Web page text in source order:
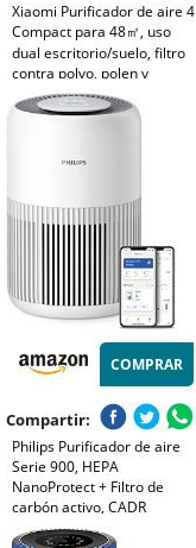
Xiaomi Purificador de aire 4
Compact para 48㎡, uso
dual escritorio/suelo, filtro
contra polvo, polen y
alérgenos, control app y
voz, modo sueño silencioso,
COMPRAR
Compartir:
Philips Purificador de aire
Serie 900, HEPA
NanoProtect + Filtro de
carbón activo, CADR
250m³/h para alérgicos de